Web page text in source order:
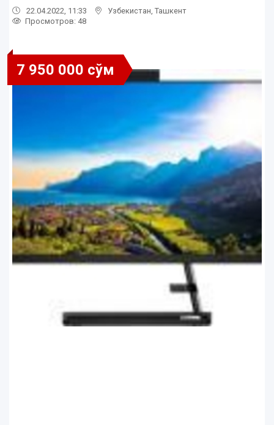
22.04.2022, 11:33 Узбекистан Ташкент
Просмотров: 48
7 950 000 сўм